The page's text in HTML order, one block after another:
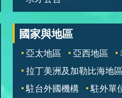
國家與地區
亞太地區 亞西地區
拉丁美洲及加勒比海地區
駐台外國機構
駐外單